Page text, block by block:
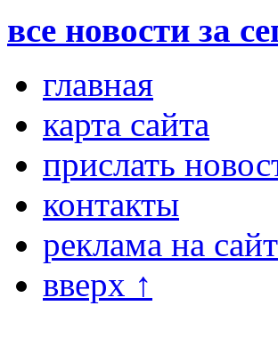
все новости за
главная
карта сайта
прислать
контакты
реклама на
вверх ↑